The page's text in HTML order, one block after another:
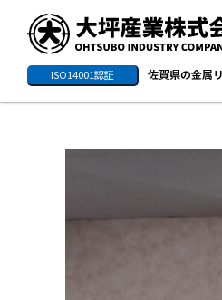
ISO14001認証 佐賀県の金属